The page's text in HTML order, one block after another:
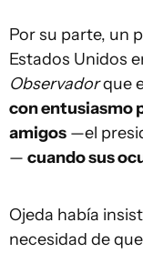
Por su parte, un
Estados Unidos
Observadorque
con entusiasmo
amigos —el
— cuando sus
Ojeda había
necesidad de